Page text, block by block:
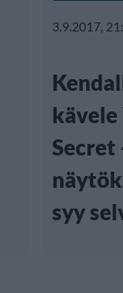
3.9.2017,
kävele
Secret
syy